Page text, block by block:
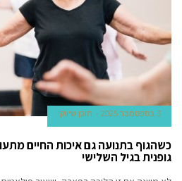
3 בספטמבר 2025 תוכן שיווקי
כשהגוף בתנועה גם איכות החיים
גופנית בגיל השלישי